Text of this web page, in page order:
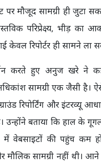
पर मौजूद सामग्री ही जुटा
परिप्रेक्ष्य, भीड़ का
केवल रिपोर्टर ही सामने ला
करते हुए अनुज खरे ने
सामग्री एक जैसी है।
रिपोर्टिंग और इंटरव्यू
उन्होंने बताया कि हाल के
वेबसाइटों की पहुंच कम
सामग्री नहीं थी।